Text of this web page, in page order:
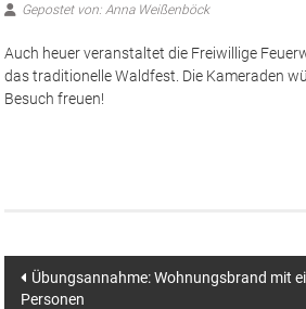
Gepostet von: Anna Weißenböck
Auch heuer veranstaltet die Freiwillige
das traditionelle Waldfest. Die Kameraden
Besuch freuen!
Beitragsnavigation
Übungsannahme: Wohnungsbrand mit
Personen